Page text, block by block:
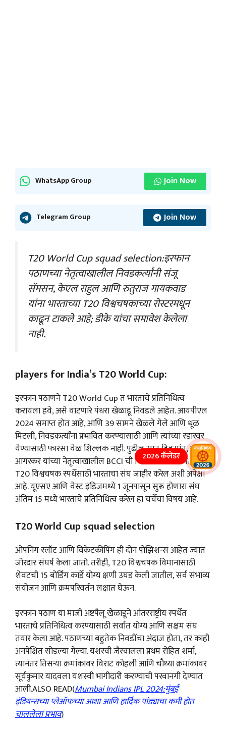
WhatsApp Group Join Now
Telegram Group Join Now
T20 World Cup squad selection:इरफान
पठाणच्या नेतृत्वाखालील निवडकर्त्यांनी संजू
सॅमसन, केएल राहुल आणि रुतुराज गायकवाड
यांना भारताच्या T20 विश्वचषकाच्या रोस्टरमधून
काढून टाकले आहे; डीके यांचा समावेश केलेला
नाही.
players for India’s T20 World Cup:
इरफान पठाणने T20 World Cup त भारताचे प्रतिनिधित्व
करायला हवे, असे वाटणारे पंधरा खेळाडू निवडले आहेत. आयपीएल
2024 समाप्त होत आहे, आणि 39 सामने खेळले गेले आणि धूळ
मिटली, निवडकर्त्यांना प्रभावित करण्यासाठी आणि त्यांच्या रडारवर
येण्यासाठी फारसा वेळ शिल्लक नाही. पुढील सात दिवसांत, अजित
आगरकर यांच्या नेतृत्वाखालील BCCI ची निवड समिती आगामी
T20 विश्वचषक स्पर्धेसाठी भारताचा संघ जाहीर करेल अशी अपेक्षा
आहे. यूएसए आणि वेस्ट इंडिजमध्ये 1 जूनपासून सुरू होणारा संघ
अंतिम 15 मध्ये भारताचे प्रतिनिधित्व करेल हा चर्चेचा विषय आहे.
T20 World Cup squad selection
ओपनिंग स्लॉट आणि विकेटकीपिंग ही दोन पोझिशन्स आहेत ज्यात
जोरदार संघर्ष केला जातो. तरीही, T20 विश्वचषक विमानासाठी
शेवटची 15 बोर्डिंग कार्डे योग्य क्षणी उघड केली जातील, सर्व संभाव्य
संयोजन आणि क्रमपरिवर्तन लक्षात घेऊन.
इरफान पठाण या माजी अष्टपैलू खेळाडूने आंतरराष्ट्रीय स्पर्धेत
भारताचे प्रतिनिधित्व करण्यासाठी सर्वात योग्य आणि सक्षम संघ
तयार केला आहे. पठाणच्या बहुतेक निवडींचा अंदाज होता, तर काही
अनपेक्षित सोडल्या गेल्या. यशस्वी जैस्वालला प्रथम रोहित शर्मा,
त्यानंतर तिसऱ्या क्रमांकावर विराट कोहली आणि चौथ्या क्रमांकावर
सूर्यकुमार यादवला यशस्वी भागीदारी करण्याची परवानगी देण्यात
आली.ALSO READ(Mumbai Indians IPL 2024:मुंबई
इंडियन्सच्या प्लेऑफच्या आशा आणि हार्दिक पांड्याचा कमी होत
चाललेला प्रभाव)
2026 कॅलेंडर